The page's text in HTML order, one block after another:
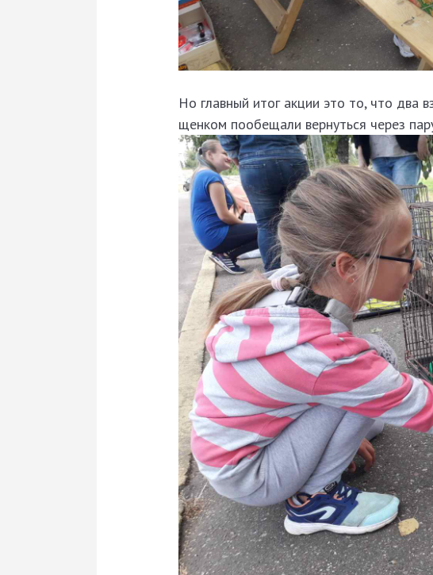
Но главный итог акции это то, что два
щенком пообещали вернуться через